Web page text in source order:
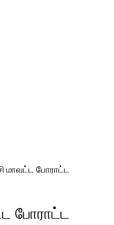
மாவட்ட போராட்ட
போராட்ட